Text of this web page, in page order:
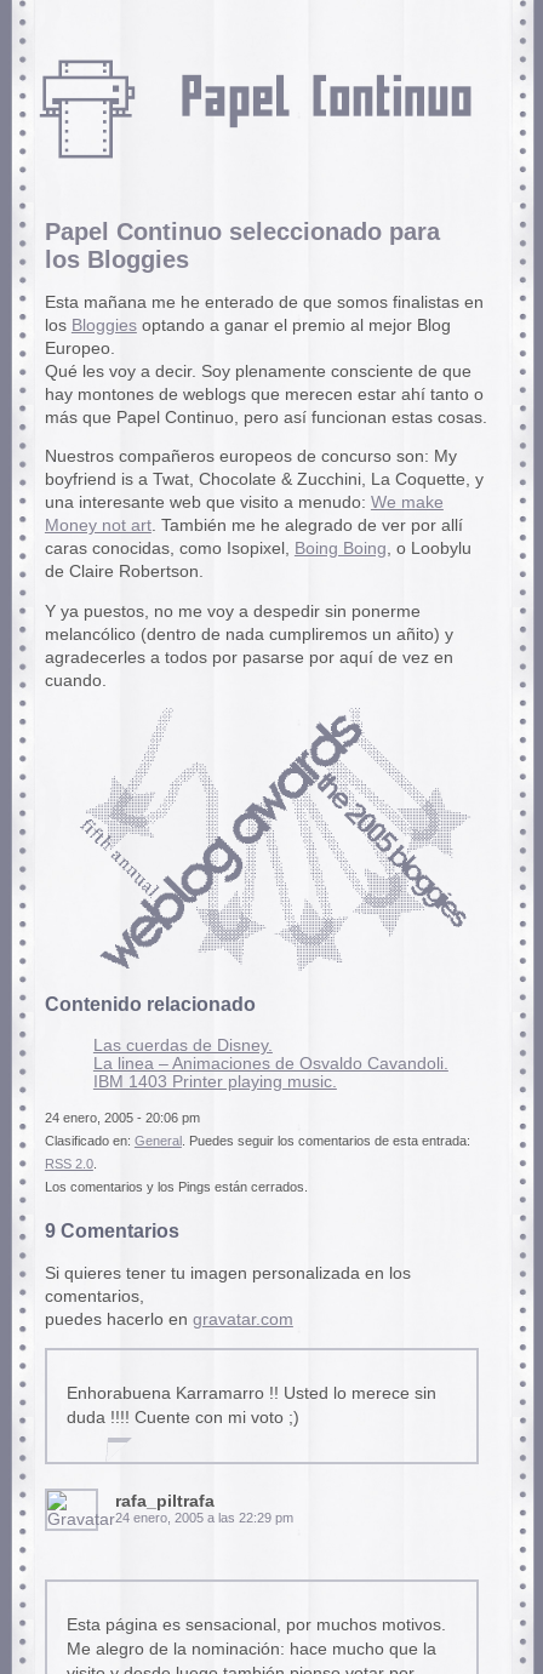
Papel Continuo seleccionado para
los Bloggies
Esta mañana me he enterado de que somos finalistas en
los Bloggiesoptando a ganar el premio al mejor Blog
Europeo.
Qué les voy a decir. Soy plenamente consciente de que
hay montones de weblogs que merecen estar ahí tanto o
más que Papel Continuo, pero así funcionan estas cosas.
Nuestros compañeros europeos de concurso son: My
boyfriend is a Twat, Chocolate & Zucchini, La Coquette, y
una interesante web que visito a menudo: We make
Money not art. También me he alegrado de ver por allí
caras conocidas, como Isopixel, Boing Boing, o Loobylu
de Claire Robertson.
Y ya puestos, no me voy a despedir sin ponerme
melancólico (dentro de nada cumpliremos un añito) y
agradecerles a todos por pasarse por aquí de vez en
cuando.
Contenido relacionado
Las cuerdas de Disney.
La linea – Animaciones de Osvaldo Cavandoli.
IBM 1403 Printer playing music.
24 enero, 2005 - 20:06 pm
Clasificado en: General
. Puedes seguir los comentarios de esta entrada:
RSS 2.0.
Los comentarios y los Pings están cerrados.
9 Comentarios
Si quieres tener tu imagen personalizada en los
comentarios,
puedes hacerlo en gravatar.com
Enhorabuena Karramarro !! Usted lo merece sin
duda !!!! Cuente con mi voto ;)
rafa_piltrafa
24 enero, 2005 a las 22:29 pm
Esta página es sensacional, por muchos motivos.
Me alegro de la nominación: hace mucho que la